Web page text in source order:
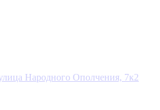
Народного Ополчения, 7к2